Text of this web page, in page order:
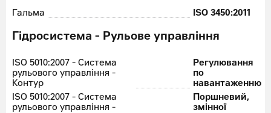
Гальма ISO 3450:2011
Гідросистема - Рульове управління
ISO 5010:2007 - Система
рульового управління -
Контур
Регулювання
по
навантаженню
ISO 5010:2007 - Система
рульового управління -
Поршневий,
змінної